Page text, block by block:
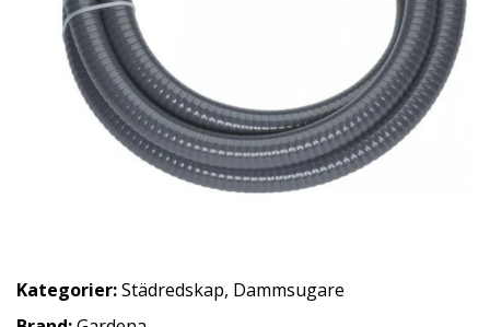
Kategorier:Städredskap, Dammsugare